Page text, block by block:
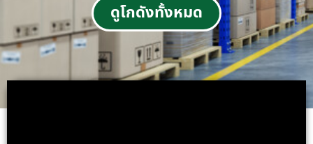
ดูโกดังทั้งหมด